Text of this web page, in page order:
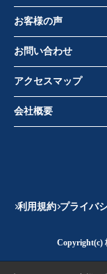
お客様の声
お問い合わせ
アクセスマップ
会社概要
利用規約 プライバ
Copyright(c)